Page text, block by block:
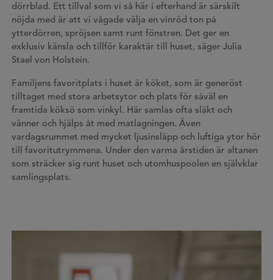
dörrblad. Ett tillval som vi så här i efterhand är särskilt
nöjda med är att vi vågade välja en vinröd ton på
ytterdörren, spröjsen samt runt fönstren. Det ger en
exklusiv känsla och tillför karaktär till huset, säger Julia
Stael von Holstein.
Familjens favoritplats i huset är köket, som är generöst
tilltaget med stora arbetsytor och plats för såväl en
framtida köksö som vinkyl. Här samlas ofta släkt och
vänner och hjälps åt med matlagningen. Även
vardagsrummet med mycket ljusinsläpp och luftiga ytor hör
till favoritutrymmena. Under den varma årstiden är altanen
som sträcker sig runt huset och utomhuspoolen en självklar
samlingsplats.